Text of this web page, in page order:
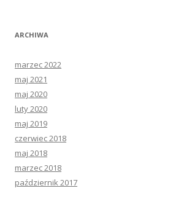
ARCHIWA
marzec 2022
maj 2021
maj 2020
luty 2020
maj 2019
czerwiec 2018
maj 2018
marzec 2018
październik 2017